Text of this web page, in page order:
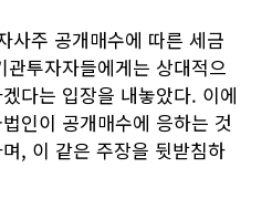
사주 공개매수에 따른 세금
투자자들에게는 상대적으
다는 입장을 내놓았다. 이에
인이 공개매수에 응하는 것
, 이 같은 주장을 뒷받침하